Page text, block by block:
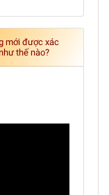
mới được xác
thế nào?